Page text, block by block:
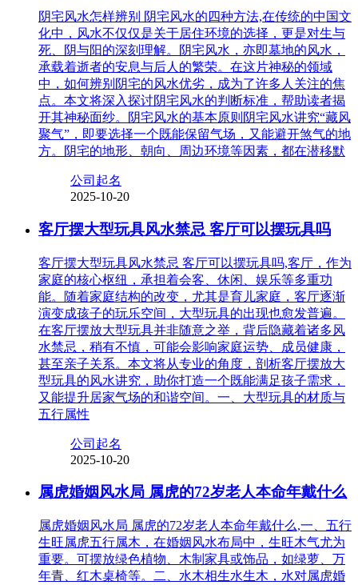
阴宅风水怎样辨别 阴宅风水的四种方法,在传统的中国文
化中，风水不仅仅是关于居住环境的选择，更是对生与
死、阴与阳的深刻理解。阴宅风水，亦即墓地的风水，
承载着逝者的安息与后人的繁荣。在这片神秘的领域
中，如何辨别阴宅的风水优劣，成为了许多人关注的焦
点。本文将深入探讨阴宅风水的判断标准，帮助读者揭
开其神秘面纱。阴宅风水的基本原则阴宅风水讲究“藏风
聚气”，即要选择一个既能保留气场，又能避开煞气的地
方。阴宅的地形、朝向、周边环境等因素，都在潜移默
公司起名
2025-10-20
客厅摆大型玩具风水禁忌 客厅可以摆玩具吗
客厅摆大型玩具风水禁忌 客厅可以摆玩具吗,客厅，作为
家庭的核心枢纽，承担着会客、休闲、娱乐等多重功
能。随着家庭结构的改变，尤其是育儿家庭，客厅逐渐
演变成孩子的玩乐空间，大型玩具的出现也愈发普遍。
在客厅摆放大型玩具并非随意之举，背后隐藏着诸多风
水禁忌，稍有不慎，可能会影响家庭运势、成员健康，
甚至亲子关系。本文将从专业的角度，剖析客厅摆放大
型玩具的风水讲究，助你打造一个既能满足孩子需求，
又能提升居家气场的和谐空间。一、大型玩具的材质与
五行属性
公司起名
2025-10-20
属虎婚姻风水局 属虎的72岁老人本命年戴什么
属虎婚姻风水局 属虎的72岁老人本命年戴什么,一、五行
生旺属虎五行属木，在婚姻风水布局中，生旺木气尤为
重要。可摆放绿色植物、木制家具或饰品，如绿萝、万
年青、红木桌椅等。二、水木相生水生木，水对属虎婚